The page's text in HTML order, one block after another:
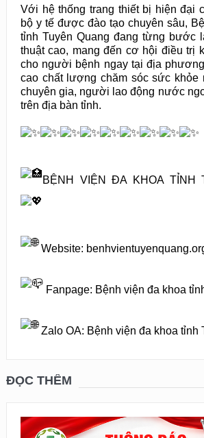
Với hệ thống trang thiết bị hiện đại
bộ y tế được đào tạo chuyên sâu,
tỉnh Tuyên Quang đang từng bước
thuật cao, mang đến cơ hội điều trị
cho người bệnh ngay tại địa
cao chất lượng chăm sóc sức khỏe
chuyên gia, người lao động nước
trên địa bàn tỉnh.
BỆNH VIỆN ĐA KHOA TỈNH
Website:
Fanpage: Bệnh viện đa khoa
Zalo OA: Bệnh viện đa khoa tỉnh
ĐỌC THÊM